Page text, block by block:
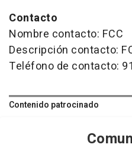
Contacto
Nombre contacto: FCC
Descripción contacto:
Teléfono de contacto:
Contenido patrocinado